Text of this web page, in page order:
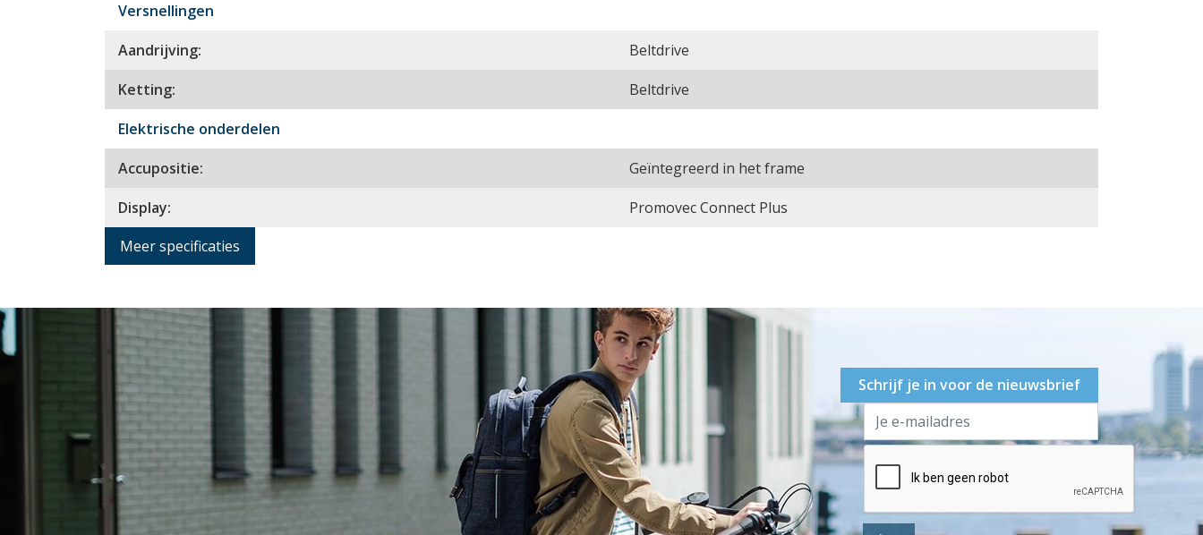
Versnellingen
Aandrijving:
Beltdrive
Ketting:
Beltdrive
Elektrische onderdelen
Accupositie:
Geïntegreerd in het frame
Display:
Promovec Connect Plus
Meer specificaties
Schrijf je in voor de nieuwsbrief